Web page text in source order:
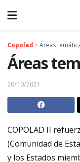
Copolad >Áreas
Áreas
26/10/2021
COPOLAD II
(Comunidad de
y los Estados